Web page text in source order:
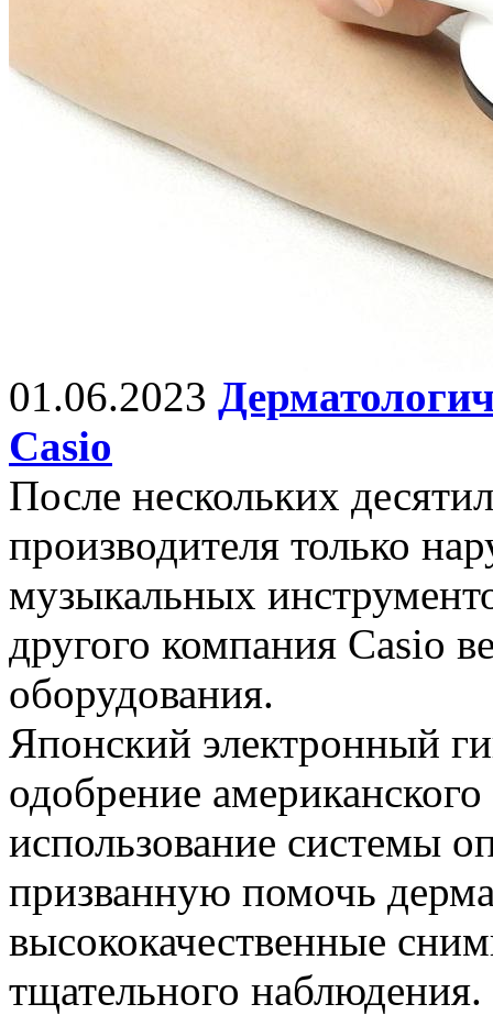
01.06.2023
Casio
После нескольких
производителя только
музыкальных
другого компания Casio
оборудования.
Японский электронный
одобрение
использование системы
призванную помочь
высококачественные
тщательного наблюдения.